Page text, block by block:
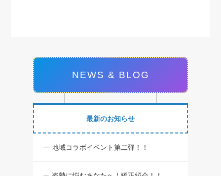
NEWS & BLOG
最新のお知らせ
地域コラボイベント第二弾！！